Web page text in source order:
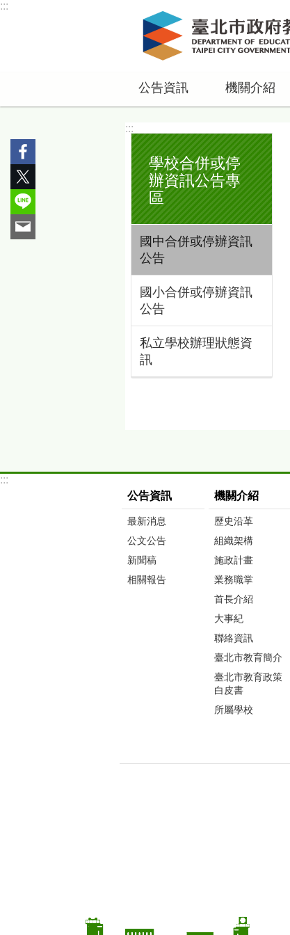
跳到主要內容區塊
:::
公告資訊 機關介紹
:::
學校合併或停
辦資訊公告專
區
國中合併或停辦資訊
公告
國小合併或停辦資訊
公告
私立學校辦理狀態資
訊
:::
公告資訊
最新消息
公文公告
新聞稿
相關報告
機關介紹
歷史沿革
組織架構
施政計畫
業務職掌
首長介紹
大事紀
聯絡資訊
臺北市教育簡介
臺北市教育政策
白皮書
所屬學校